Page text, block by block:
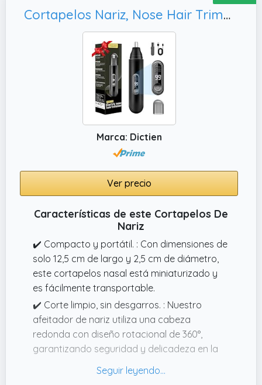
Cortapelos Nariz, Nose Hair Trimmer para Hombres y Mujeres
Marca: Dictien
Ver precio
Características de este Cortapelos De
Nariz
✔️ Compacto y portátil. : Con dimensiones de
solo 12,5 cm de largo y 2,5 cm de diámetro,
este cortapelos nasal está miniaturizado y
es fácilmente transportable.
✔️ Corte limpio, sin desgarros. : Nuestro
afeitador de nariz utiliza una cabeza
redonda con diseño rotacional de 360°,
garantizando seguridad y delicadeza en la